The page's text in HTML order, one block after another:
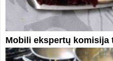
Mobili ekspertų